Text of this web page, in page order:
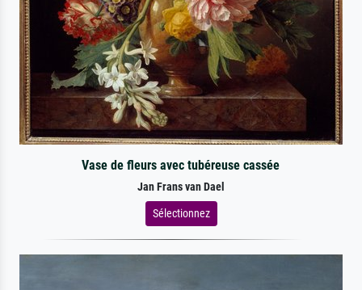
Vase de fleurs avec tubéreuse cassée
Jan Frans van Dael
Sélectionnez